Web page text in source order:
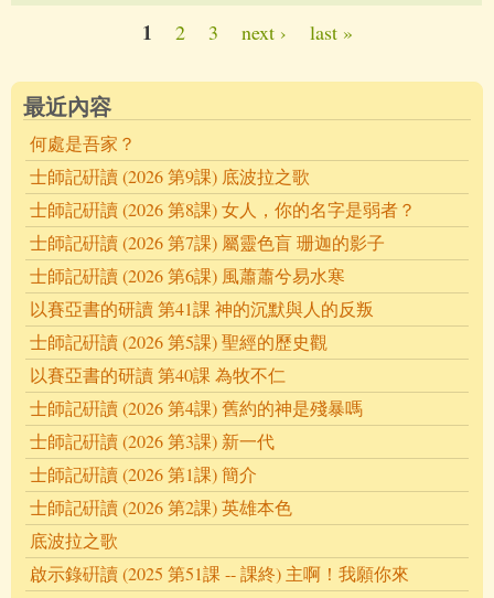
1 2 3 next › last »
最近內容
何處是吾家？
士師記硏讀 (2026 第9課) 底波拉之歌
士師記硏讀 (2026 第8課) 女人，你的名字是弱者？
士師記硏讀 (2026 第7課) 屬靈色盲 珊迦的影子
士師記硏讀 (2026 第6課) 風蕭蕭兮易水寒
以賽亞書的研讀 第41課 神的沉默與人的反叛
士師記硏讀 (2026 第5課) 聖經的歷史觀
以賽亞書的研讀 第40課 為牧不仁
士師記硏讀 (2026 第4課) 舊約的神是殘暴嗎
士師記硏讀 (2026 第3課) 新一代
士師記硏讀 (2026 第1課) 簡介
士師記硏讀 (2026 第2課) 英雄本色
底波拉之歌
啟示錄硏讀 (2025 第51課 -- 課終) 主啊！我願你來